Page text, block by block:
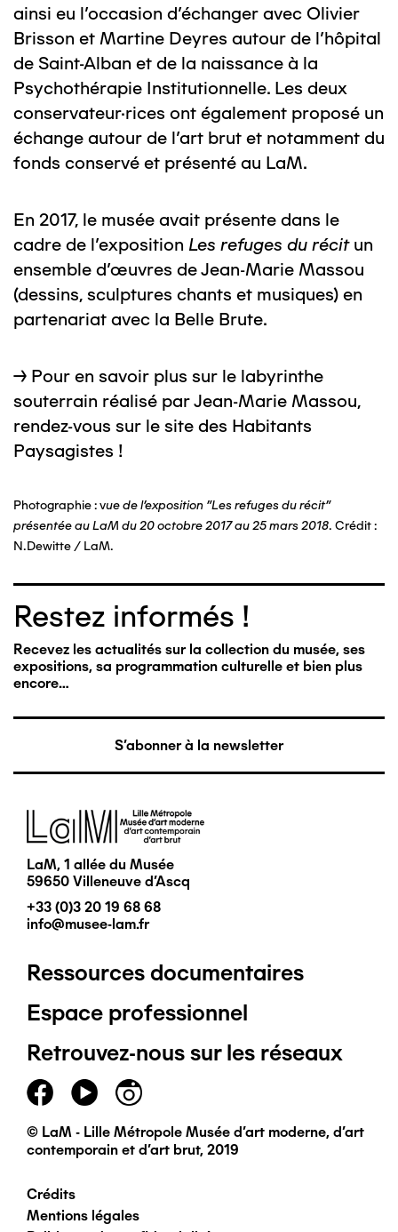
ainsi eu l’occasion d’échanger avec Olivier
Brisson et Martine Deyres autour de l’hôpital
de Saint-Alban et de la naissance à la
Psychothérapie Institutionnelle. Les deux
conservateur·rices ont également proposé un
échange autour de l’art brut et notamment du
fonds conservé et présenté au LaM.
En 2017, le musée avait présente dans le
cadre de l'exposition Les refuges du récitun
ensemble d'œuvres de Jean-Marie Massou
(dessins, sculptures chants et musiques) en
partenariat avec la Belle Brute.
→ Pour en savoir plus sur le labyrinthe
souterrain réalisé par Jean-Marie Massou,
rendez-vous sur le site des Habitants
Paysagistes !
Photographie : vue de l'exposition "Les refuges du récit"
présentée au LaM du 20 octobre 2017 au 25 mars 2018. Crédit :
N.Dewitte / LaM.
Restez informés !
Recevez les actualités sur la collection du musée, ses
expositions, sa programmation culturelle et bien plus
encore…
S'abonner à la newsletter
Image
LaM, 1 allée du Musée
59650 Villeneuve d'Ascq
+33 (0)3 20 19 68 68
info@musee-lam.fr
Pied
de
page
principal
Ressources documentaires
Espace professionnel
Retrouvez-nous sur les réseaux
© LaM - Lille Métropole Musée d'art moderne, d'art
contemporain et d'art brut, 2019
Pied
Crédits
Mentions légales